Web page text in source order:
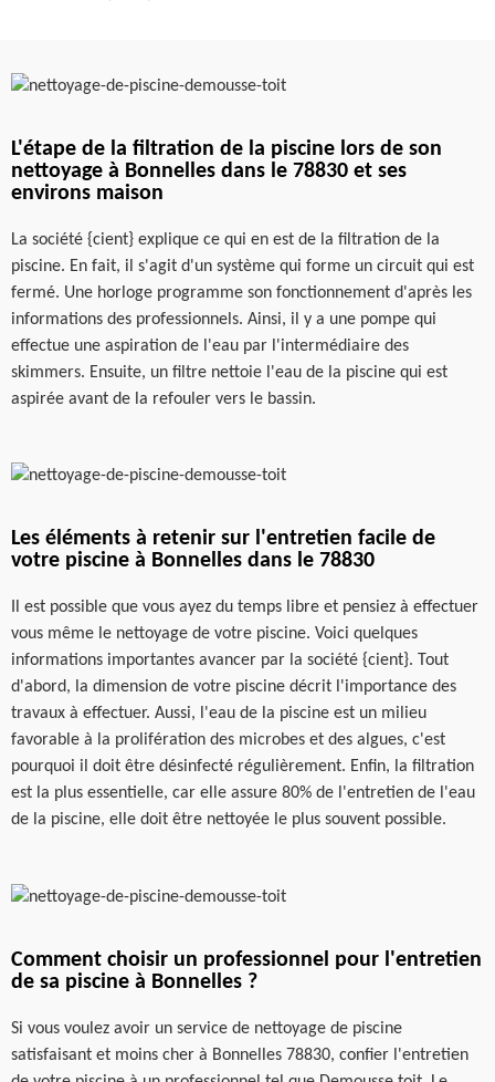
L'étape de la filtration de la piscine lors de son
nettoyage à Bonnelles dans le 78830 et ses
environs maison
La société {cient} explique ce qui en est de la filtration de la
piscine. En fait, il s'agit d'un système qui forme un circuit qui est
fermé. Une horloge programme son fonctionnement d'après les
informations des professionnels. Ainsi, il y a une pompe qui
effectue une aspiration de l'eau par l'intermédiaire des
skimmers. Ensuite, un filtre nettoie l'eau de la piscine qui est
aspirée avant de la refouler vers le bassin.
Les éléments à retenir sur l'entretien facile de
votre piscine à Bonnelles dans le 78830
Il est possible que vous ayez du temps libre et pensiez à effectuer
vous même le nettoyage de votre piscine. Voici quelques
informations importantes avancer par la société {cient}. Tout
d'abord, la dimension de votre piscine décrit l'importance des
travaux à effectuer. Aussi, l'eau de la piscine est un milieu
favorable à la prolifération des microbes et des algues, c'est
pourquoi il doit être désinfecté régulièrement. Enfin, la filtration
est la plus essentielle, car elle assure 80% de l'entretien de l'eau
de la piscine, elle doit être nettoyée le plus souvent possible.
Comment choisir un professionnel pour l'entretien
de sa piscine à Bonnelles ?
Si vous voulez avoir un service de nettoyage de piscine
satisfaisant et moins cher à Bonnelles 78830, confier l'entretien